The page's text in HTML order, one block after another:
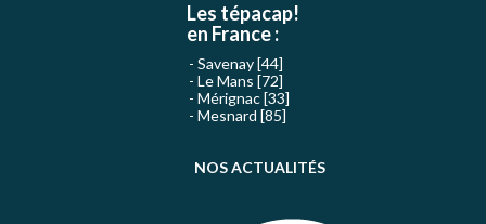
Les tépacap!
en France :
Savenay [44]
Le Mans [72]
Mérignac [33]
Mesnard [85]
NOS ACTUALITÉS